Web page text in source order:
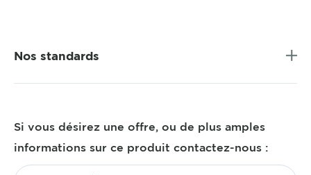
Nos standards
Si vous désirez une offre, ou de plus amples
informations sur ce produit contactez-nous :